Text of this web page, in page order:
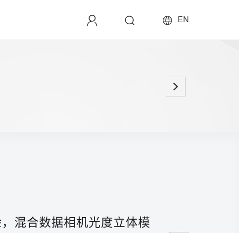
EN
混合数据相机光度立体模